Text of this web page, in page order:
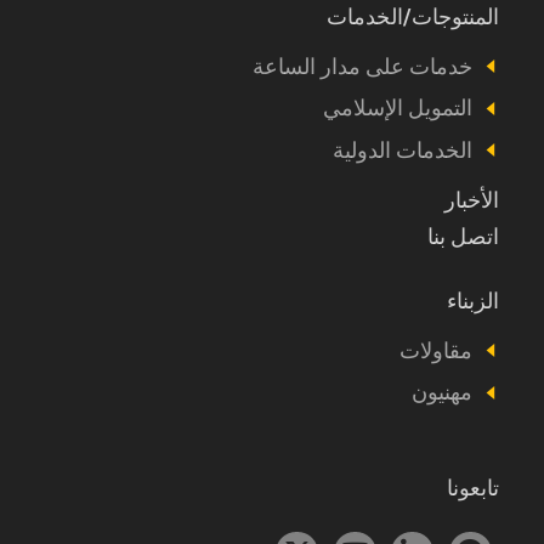
Footer
Produits
et
autres
المنتوجات/الخدمات
خدمات على مدار الساعة
التمويل الإسلامي
الخدمات الدولية
الأخبار
اتصل بنا
Footer
Vous
êtes
الزبناء
مقاولات
مهنيون
تابعونا